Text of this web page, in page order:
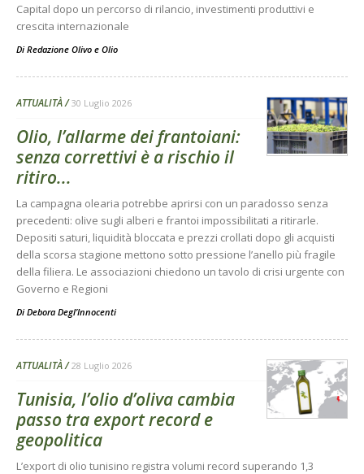
Capital dopo un percorso di rilancio, investimenti produttivi e
crescita internazionale
Di Redazione Olivo e Olio
ATTUALITÀ 30 Luglio 2026
Olio, l’allarme dei frantoiani:
senza correttivi è a rischio il
ritiro...
La campagna olearia potrebbe aprirsi con un paradosso senza
precedenti: olive sugli alberi e frantoi impossibilitati a ritirarle.
Depositi saturi, liquidità bloccata e prezzi crollati dopo gli acquisti
della scorsa stagione mettono sotto pressione l’anello più fragile
della filiera. Le associazioni chiedono un tavolo di crisi urgente con
Governo e Regioni
Di Debora Degl’Innocenti
ATTUALITÀ 28 Luglio 2026
Tunisia, l’olio d’oliva cambia
passo tra export record e
geopolitica
L’export di olio tunisino registra volumi record superando 1,3